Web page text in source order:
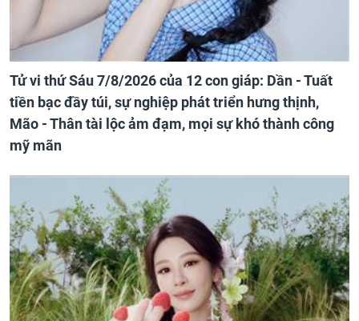
Tử vi thứ Sáu 7/8/2026 của 12 con giáp: Dần - Tuất
tiền bạc đầy túi, sự nghiệp phát triển hưng thịnh,
Mão - Thân tài lộc ảm đạm, mọi sự khó thành công
mỹ mãn